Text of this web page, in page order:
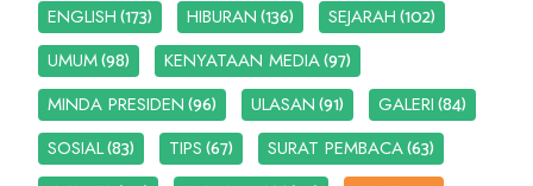
ENGLISH(173) HIBURAN(136) SEJARAH(102)
UMUM(98) KENYATAAN MEDIA(97)
MINDA PRESIDEN(96) ULASAN(91) GALERI(84)
SOSIAL(83) TIPS(67) SURAT PEMBACA(63)